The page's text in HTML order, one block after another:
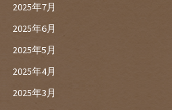
2025年7月
2025年6月
2025年5月
2025年4月
2025年3月